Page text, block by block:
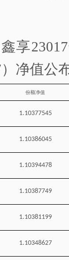
享
）净值公
份额净值
1.10377545
1.10386045
1.10394478
1.10387749
1.10381199
1.10348627